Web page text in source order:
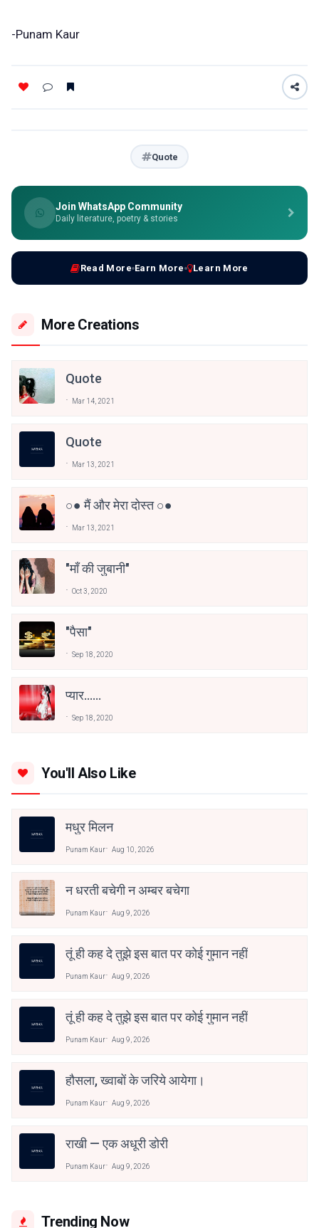
-Punam Kaur
Quote
Join WhatsApp Community
Daily literature, poetry & stories
Read More Earn More Learn More
More Creations
Quote
Mar 14, 2021
Quote
Mar 13, 2021
○● मैं और मेरा दोस्त ○●
Mar 13, 2021
"माँ की जुबानी"
Oct 3, 2020
"पैसा"
Sep 18, 2020
प्यार......
Sep 18, 2020
You'll Also Like
मधुर मिलन
Punam Kaur Aug 10, 2026
न धरती बचेगी न अम्बर बचेगा
Punam Kaur Aug 9, 2026
तूं ही कह दे तुझे इस बात पर कोई गुमान नहीं
Punam Kaur Aug 9, 2026
तूं ही कह दे तुझे इस बात पर कोई गुमान नहीं
Punam Kaur Aug 9, 2026
हौसला, ख्वाबों के जरिये आयेगा।
Punam Kaur Aug 9, 2026
राखी — एक अधूरी डोरी
Punam Kaur Aug 9, 2026
Trending Now